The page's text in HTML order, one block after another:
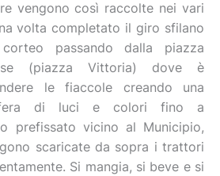
vengono così raccolte nei vari
volta completato il giro sfilano
passando dalla piazza
(piazza Vittoria) dove è
le fiaccole creando una
di luci e colori fino a
prefissato vicino al Municipio,
scaricate da sopra i trattori
Si mangia, si beve e si